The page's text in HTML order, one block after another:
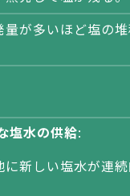
量が多いほど塩の
塩水の供給:
に新しい塩水が連